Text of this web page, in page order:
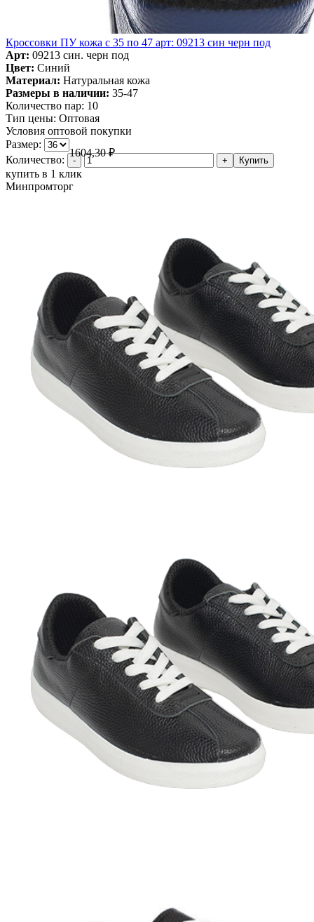
Кроссовки ПУ кожа c 35 по 47 арт: 09213 син черн под
Арт: 09213 син. черн под
Цвет: Синий
Материал: Натуральная кожа
Размеры в наличии: 35-47
Количество пар: 10
Тип цены: Оптовая
Условия оптовой покупки
Размер:
1604,30₽
Количество:
купить в 1 клик
Минпромторг